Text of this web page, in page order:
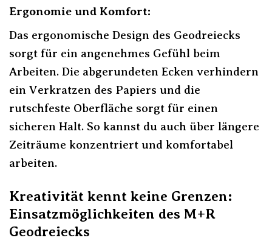
Ergonomie und Komfort:
Das ergonomische Design des Geodreiecks
sorgt für ein angenehmes Gefühl beim
Arbeiten. Die abgerundeten Ecken verhindern
ein Verkratzen des Papiers und die
rutschfeste Oberfläche sorgt für einen
sicheren Halt. So kannst du auch über längere
Zeiträume konzentriert und komfortabel
arbeiten.
Kreativität kennt keine Grenzen:
Einsatzmöglichkeiten des M+R
Geodreiecks